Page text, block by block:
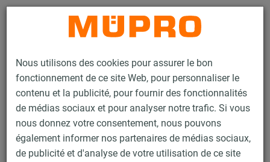
Nous utilisons des cookies pour assurer le bon
fonctionnement de ce site Web, pour personnaliser le
contenu et la publicité, pour fournir des fonctionnalités
de médias sociaux et pour analyser notre trafic. Si vous
nous donnez votre consentement, nous pouvons
également informer nos partenaires de médias sociaux,
de publicité et d'analyse de votre utilisation de ce site
Contact
Produits Technique de fixation
Insonorisation
Colliers insonorisés
Collier à vis